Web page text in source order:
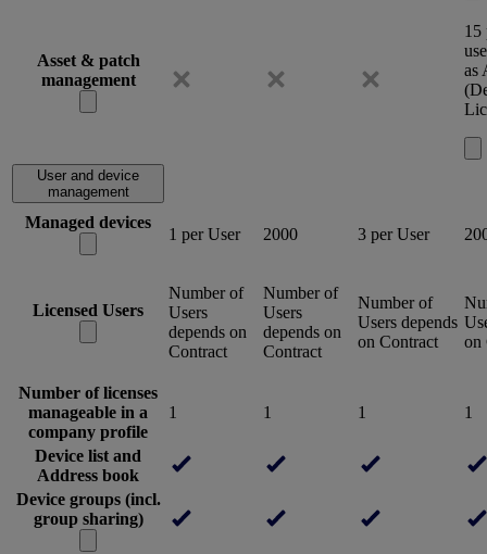
Asset & patch
management
15
as
User and device
management
Managed devices
1 per User 2000 3 per User
Licensed Users
Number of
Users
depends on
Contract
Number of
Users
depends on
Contract
Number of
Users depends
on Contract
on
Number of licenses
manageable in a
company profile
1 1 1 1
Device list and
Address book
Device groups (incl.
group sharing)